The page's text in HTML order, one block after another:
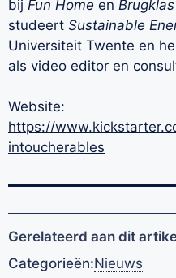
bij Fun Home en
studeert Sustainable
Universiteit Twente en
als video editor en
Website:
https://
intoucherables
Gerelateerd aan dit
Categorieën:Nieuws